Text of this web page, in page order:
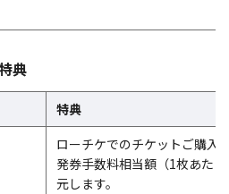
典
特典
ローチケでのチケットご購入
発券手数料相当額（1枚あた
元します。